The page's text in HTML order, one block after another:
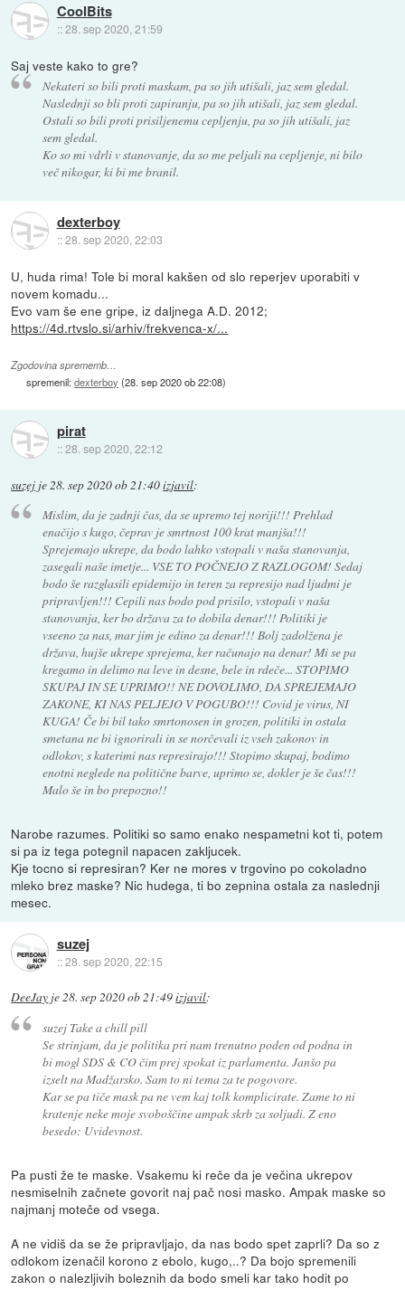
CoolBits
::28. sep 2020, 21:59
Saj veste kako to gre?
Nekateri so bili proti maskam, pa so jih utišali, jaz sem gledal.
Naslednji so bli proti zapiranju, pa so jih utišali, jaz sem gledal.
Ostali so bili proti prisiljenemu cepljenju, pa so jih utišali, jaz
sem gledal.
Ko so mi vdrli v stanovanje, da so me peljali na cepljenje, ni bilo
več nikogar, ki bi me branil.
dexterboy
::28. sep 2020, 22:03
U, huda rima! Tole bi moral kakšen od slo reperjev uporabiti v
novem komadu...
Evo vam še ene gripe, iz daljnega A.D. 2012;
https://4d.rtvslo.si/arhiv/frekvenca-x/...
Zgodovina sprememb…
spremenil:dexterboy (28. sep 2020 ob 22:08)
pirat
::28. sep 2020, 22:12
suzej je28. sep 2020 ob 21:40izjavil:
Mislim, da je zadnji čas, da se upremo tej noriji!!! Prehlad
enačijo s kugo, čeprav je smrtnost 100 krat manjša!!!
Sprejemajo ukrepe, da bodo lahko vstopali v naša stanovanja,
zasegali naše imetje... VSE TO POČNEJO Z RAZLOGOM! Sedaj
bodo še razglasili epidemijo in teren za represijo nad ljudmi je
pripravljen!!! Cepili nas bodo pod prisilo, vstopali v naša
stanovanja, ker bo država za to dobila denar!!! Politiki je
vseeno za nas, mar jim je edino za denar!!! Bolj zadolžena je
država, hujše ukrepe sprejema, ker računajo na denar! Mi se pa
kregamo in delimo na leve in desne, bele in rdeče... STOPIMO
SKUPAJ IN SE UPRIMO!! NE DOVOLIMO, DA SPREJEMAJO
ZAKONE, KI NAS PELJEJO V POGUBO!!! Covid je virus, NI
KUGA! Če bi bil tako smrtonosen in grozen, politiki in ostala
smetana ne bi ignorirali in se norčevali iz vseh zakonov in
odlokov, s katerimi nas represirajo!!! Stopimo skupaj, bodimo
enotni neglede na politične barve, uprimo se, dokler je še čas!!!
Malo še in bo prepozno!!
Narobe razumes. Politiki so samo enako nespametni kot ti, potem
si pa iz tega potegnil napacen zakljucek.
Kje tocno si represiran? Ker ne mores v trgovino po cokoladno
mleko brez maske? Nic hudega, ti bo zepnina ostala za naslednji
mesec.
suzej
::28. sep 2020, 22:15
DeeJay je28. sep 2020 ob 21:49izjavil:
suzej Take a chill pill
Se strinjam, da je politika pri nam trenutno poden od podna in
bi mogl SDS & CO čim prej spokat iz parlamenta. Janšo pa
izselt na Madžarsko. Sam to ni tema za te pogovore.
Kar se pa tiče mask pa ne vem kaj tolk komplicirate. Zame to ni
kratenje neke moje svoboščine ampak skrb za soljudi. Z eno
besedo: Uvidevnost.
Pa pusti že te maske. Vsakemu ki reče da je večina ukrepov
nesmiselnih začnete govorit naj pač nosi masko. Ampak maske so
najmanj moteče od vsega.
A ne vidiš da se že pripravljajo, da nas bodo spet zaprli? Da so z
odlokom izenačil korono z ebolo, kugo,..? Da bojo spremenili
zakon o nalezljivih boleznih da bodo smeli kar tako hodit po